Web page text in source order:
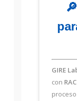
GIRE
con